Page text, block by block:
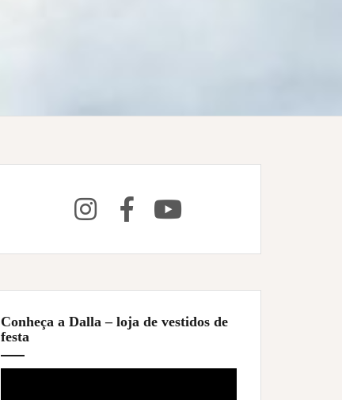
Conheça a Dalla – loja de vestidos de
festa